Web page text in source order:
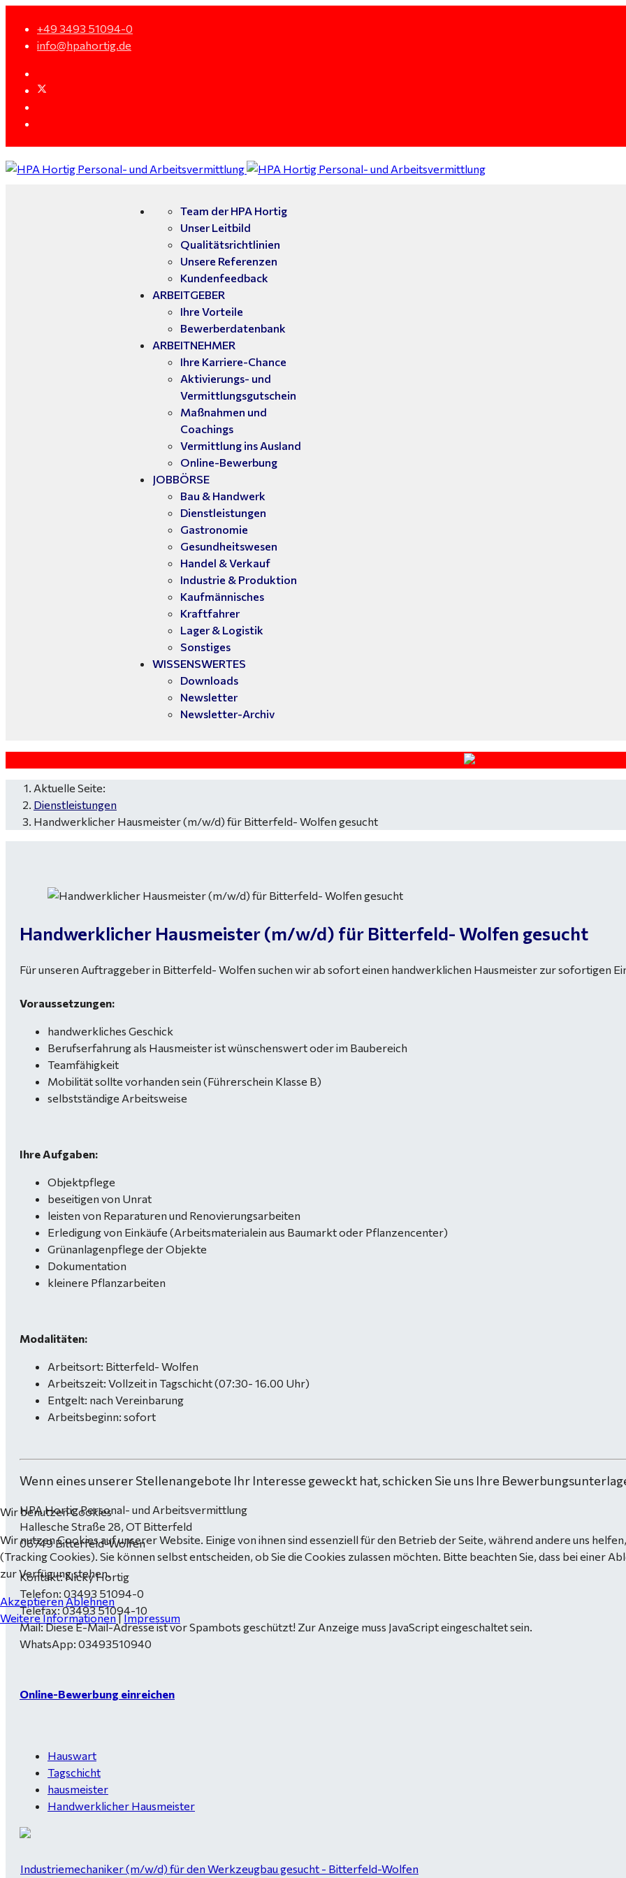
+49 3493 51094-0
info@hpahortig.de
Team der HPA Hortig
Unser Leitbild
Qualitätsrichtlinien
Unsere Referenzen
Kundenfeedback
ARBEITGEBER
Ihre Vorteile
Bewerberdatenbank
ARBEITNEHMER
Ihre Karriere-Chance
Aktivierungs- und
Vermittlungsgutschein
Maßnahmen und
Coachings
Vermittlung ins Ausland
Online-Bewerbung
JOBBÖRSE
Bau & Handwerk
Dienstleistungen
Gastronomie
Gesundheitswesen
Handel & Verkauf
Industrie & Produktion
Kaufmännisches
Kraftfahrer
Lager & Logistik
Sonstiges
WISSENSWERTES
Downloads
Newsletter
Newsletter-Archiv
Aktuelle Seite:
Dienstleistungen
Handwerklicher Hausmeister (m/w/d) für Bitterfeld- Wolfen gesucht
Handwerklicher Hausmeister (m/w/d) für Bitterfeld- Wolfen gesucht
Für unseren Auftraggeber in Bitterfeld- Wolfen suchen wir ab sofort einen handwerklichen Hausmeister zur sofortigen
Voraussetzungen:
handwerkliches Geschick
Berufserfahrung als Hausmeister ist wünschenswert oder im Baubereich
Teamfähigkeit
Mobilität sollte vorhanden sein (Führerschein Klasse B)
selbstständige Arbeitsweise
Ihre Aufgaben:
Objektpflege
beseitigen von Unrat
leisten von Reparaturen und Renovierungsarbeiten
Erledigung von Einkäufe (Arbeitsmaterialein aus Baumarkt oder Pflanzencenter)
Grünanlagenpflege der Objekte
Dokumentation
kleinere Pflanzarbeiten
Modalitäten:
Arbeitsort: Bitterfeld- Wolfen
Arbeitszeit: Vollzeit in Tagschicht (07:30- 16.00 Uhr)
Entgelt: nach Vereinbarung
Arbeitsbeginn: sofort
Wenn eines unserer Stellenangebote Ihr Interesse geweckt hat, schicken Sie uns Ihre
HPA Hortig Personal- und Arbeitsvermittlung
Hallesche Straße 28, OT Bitterfeld
06749 Bitterfeld-Wolfen
Kontakt: Nicky Hortig
Telefon: 03493 51094-0
Telefax: 03493 51094-10
Mail:Diese E-Mail-Adresse ist vor Spambots geschützt! Zur Anzeige muss JavaScript eingeschaltet sein.
WhatsApp: 03493510940
Online-Bewerbung einreichen
Hauswart
Tagschicht
hausmeister
Handwerklicher Hausmeister
Industriemechaniker (m/w/d) für den Werkzeugbau gesucht - Bitterfeld-Wolfen
Wir benutzen Cookies
Wir nutzen Cookies auf unserer Website. Einige von ihnen sind essenziell für den Betrieb der Seite, während andere uns
(Tracking Cookies). Sie können selbst entscheiden, ob Sie die Cookies zulassen möchten. Bitte beachten Sie, dass bei einer
zur Verfügung stehen.
Akzeptieren Ablehnen
Weitere Informationen|Impressum